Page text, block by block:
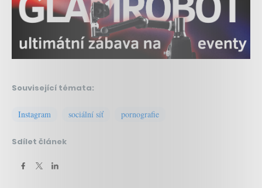
Související témata:
Instagram sociální síť pornografie
Sdílet článek